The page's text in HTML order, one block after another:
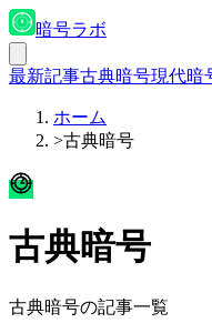
暗号ラボ
最新記事古典暗号現代暗
ホーム
>古典暗号
古典暗号
古典暗号の記事一覧